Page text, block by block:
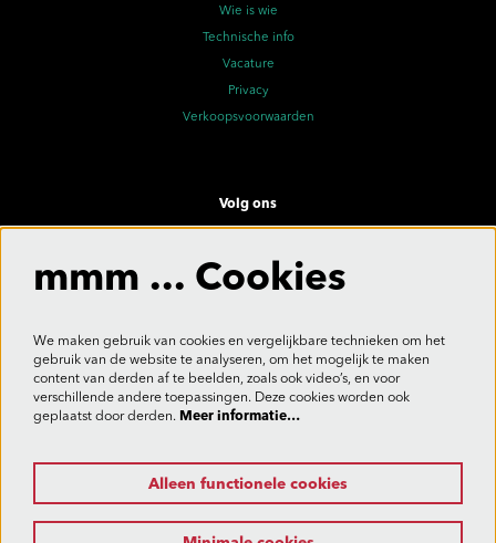
Wie is wie
Technische info
Vacature
Privacy
Verkoopsvoorwaarden
Volg ons
Aanmelden
Deze site wordt beschermd door reCAPTCHA, dataverwerking gebeurt in overeenstemming met de
mmm ... Cookies
We maken gebruik van cookies en vergelijkbare technieken om het
gebruik van de website te analyseren, om het mogelijk te maken
content van derden af te beelden, zoals ook video’s, en voor
verschillende andere toepassingen. Deze cookies worden ook
geplaatst door derden. Meer informatie…
Alleen functionele cookies